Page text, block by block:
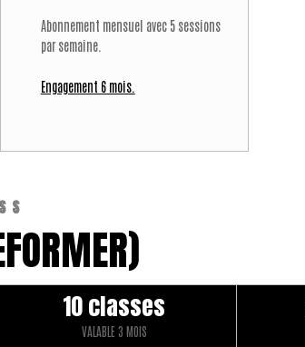
Abonnement mensuel avec 5 sessions
par semaine.
Engagement 6 mois.
10 classes
VALABLE 3 MOIS